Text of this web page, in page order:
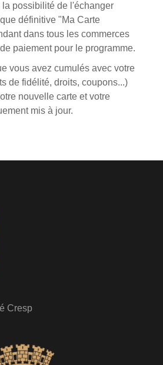
possibilité de l'échanger
définitive "Ma Carte
dans tous les commerces
paiement pour le programme.
vous avez cumulés avec votre
de fidélité, droits, coupons...)
nouvelle carte et votre
mis à jour.
Cresp